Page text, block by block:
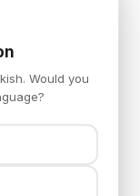
tırnak
için
deriye
ortadan
Would you